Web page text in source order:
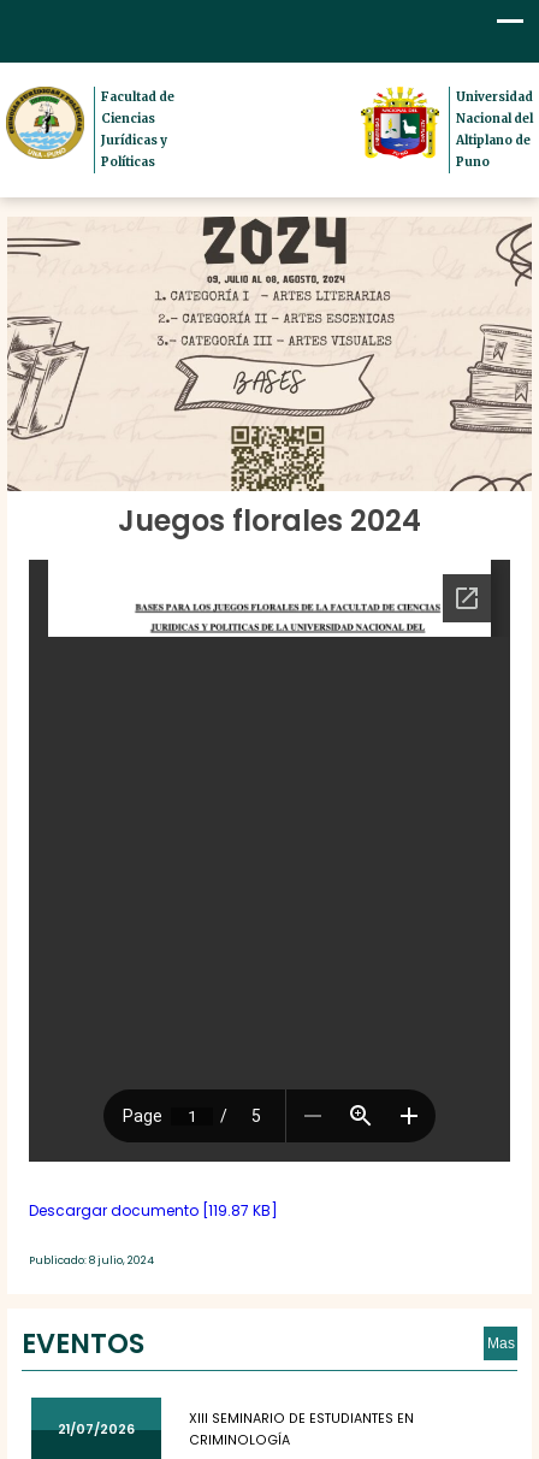
Facultad de
Ciencias
Jurídicas y
Políticas
Universidad
Nacional del
Altiplano de
Puno
Juegos florales 2024
Descargar documento [119.87 KB]
Publicado: 8 julio, 2024
EVENTOS Mas
21/07/2026
XIII SEMINARIO DE ESTUDIANTES EN
CRIMINOLOGÍA